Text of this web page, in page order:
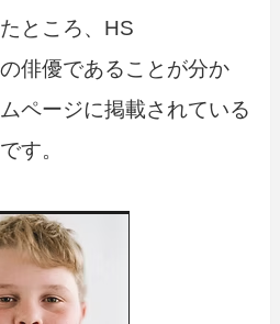
ところ、HS
俳優であることが分か
ページに掲載されている
す。